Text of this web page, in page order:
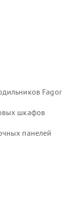
Fagor
шкафов
панелей